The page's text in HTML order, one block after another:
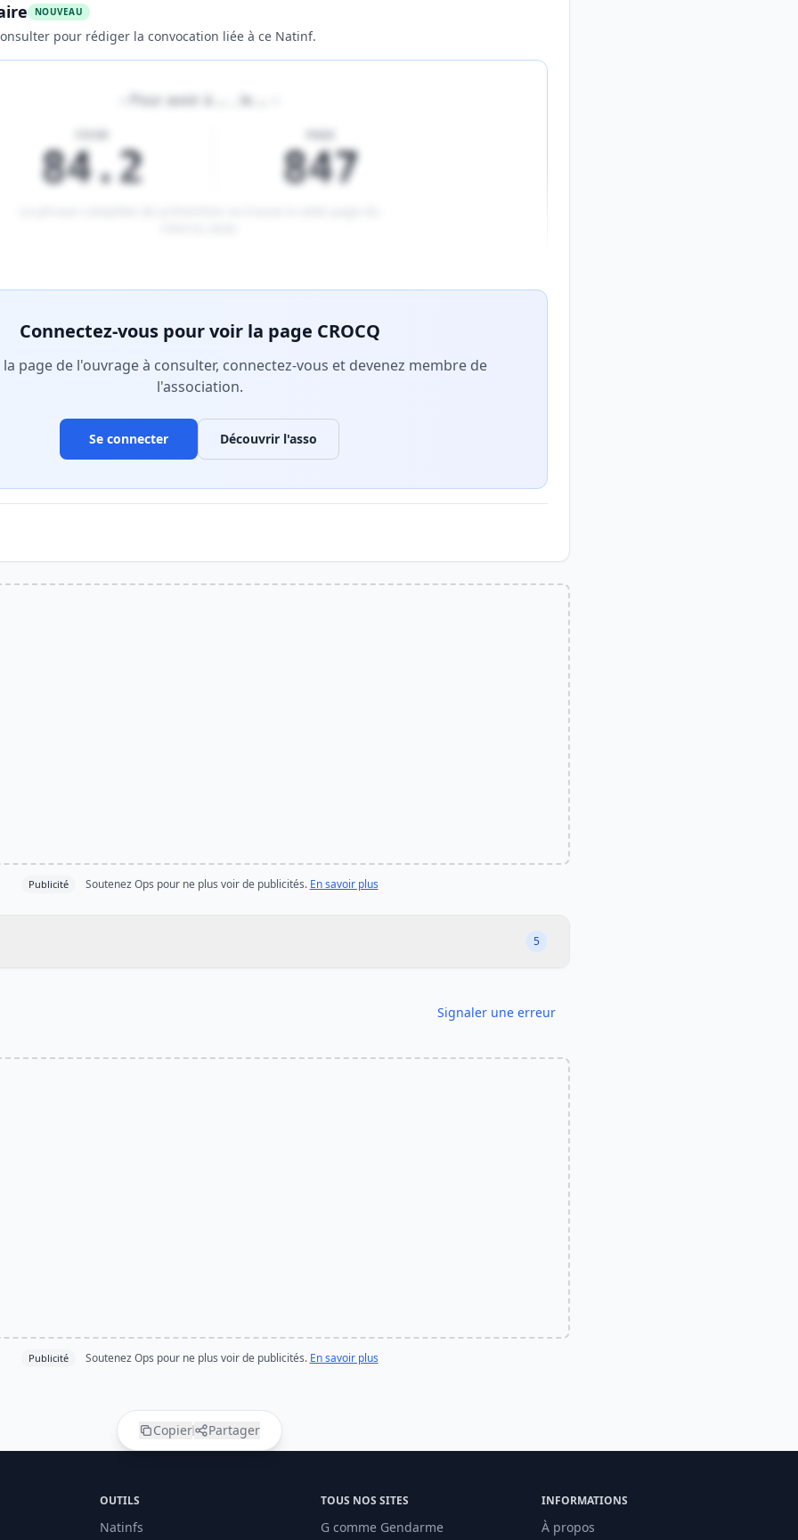
NOUVEAU
pour rédiger la convocation liée à ce Natinf.
Pour avoir à , le
84.2 847
Connectez-vous pour voir la page CROCQ
page de l'ouvrage à consulter, connectez-vous et devenez membre de
l'association.
Se connecter Découvrir l'asso
Publicité Soutenez Ops pour ne plus voir de publicités. En savoir plus
5
Signaler une erreur
Publicité Soutenez Ops pour ne plus voir de publicités. En savoir plus
Copier Partager
OUTILS
Natinfs
TOUS NOS SITES
G comme Gendarme
INFORMATIONS
À propos